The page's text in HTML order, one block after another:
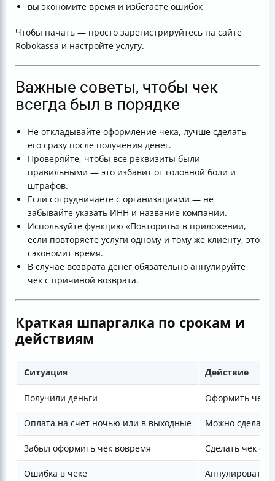
вы экономите время и избегаете ошибок
Чтобы начать — просто зарегистрируйтесь на сайте
Robokassa и настройте услугу.
Важные советы, чтобы чек
всегда был в порядке
Не откладывайте оформление чека, лучше сделать
его сразу после получения денег.
Проверяйте, чтобы все реквизиты были
правильными — это избавит от головной боли и
штрафов.
Если сотрудничаете с организациями — не
забывайте указать ИНН и название компании.
Используйте функцию «Повторить» в приложении,
если повторяете услуги одному и тому же клиенту, это
сэкономит время.
В случае возврата денег обязательно аннулируйте
чек с причиной возврата.
Краткая шпаргалка по срокам и
действиям
Ситуация Действие
Получили деньги Оформить чек
Оплата на счет ночью или в выходные Можно сделать
Забыл оформить чек вовремя Сделать чек с
Ошибка в чеке Аннулировать